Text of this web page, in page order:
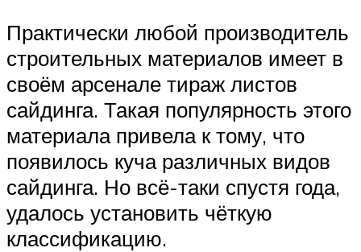
Практически любой производитель
строительных материалов имеет в
своём арсенале тираж листов
сайдинга. Такая популярность этого
материала привела к тому, что
появилось куча различных видов
сайдинга. Но всё-таки спустя года,
удалось установить чёткую
классификацию.